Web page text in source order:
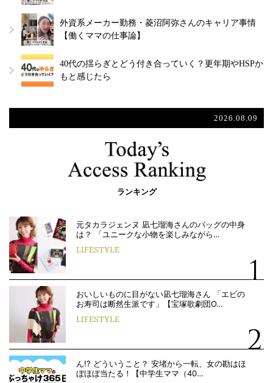
外資系メーカー勤務・菱沼阿弥さんのキャリア事情
【働くママの仕事論】
40代の揺らぎとどう付き合っていく？更年期やHSPか
もと感じたら
2026.08.09
ランキング
元タカラジェンヌ 凪七瑠海さんのバッグの中身
は？ 「ユニークな小物を楽しみながら…
LIFESTYLE
おいしいものに目がない凪七瑠海さん 「エビの
お寿司は断然生派です」【宝塚歌劇団O…
LIFESTYLE
ん!? どういうこと？ 安堵から一転、女の勘はほ
ぼほぼ当たる！【中学生ママ（40…